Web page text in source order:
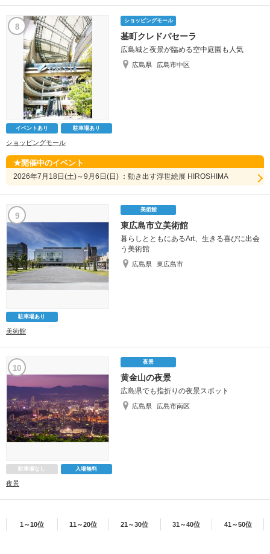
8
ショッピングモール
基町クレドパセーラ
広島城と夜景が臨める空中庭園も人気
広島県 広島市中区
イベントあり 駐車場あり
ショッピングモール
開催中のイベント
2026年7月18日(土)～9月6日(日) ：動き出す浮世絵展 HIROSHIMA
9
美術館
東広島市立美術館
暮らしとともにあるArt、生きる喜びに出会
う美術館
広島県 東広島市
駐車場あり
美術館
10
夜景
黄金山の夜景
広島県でも指折りの夜景スポット
広島県 広島市南区
駐車場なし 入場無料
夜景
1～10位 11～20位 21～30位 31～40位 41～50位